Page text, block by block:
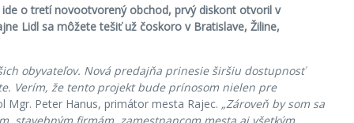
o tretí novootvorený obchod, prvý diskont otvoril v
Lidl sa môžete tešiť už čoskoro v Bratislave, Žiline,
obyvateľov. Nová predajňa prinesie širšiu dostupnosť
Verím, že tento projekt bude prínosom nielen pre
Mgr. Peter Hanus, primátor mesta Rajec. „Zároveň by som sa